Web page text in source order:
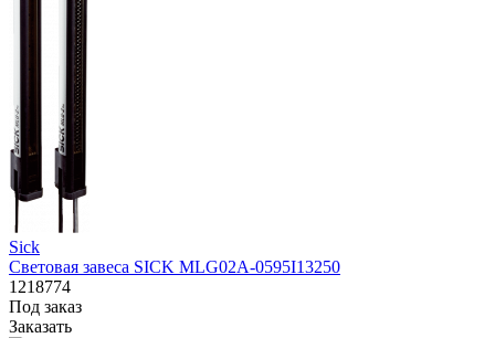
Sick
Световая завеса SICK MLG02A-0595I13250
1218774
Под заказ
Заказать